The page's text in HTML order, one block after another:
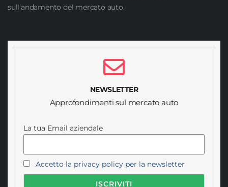
sull’andamento del mercato auto.
NEWSLETTER
Approfondimenti sul mercato auto
La tua Email aziendale
Accetto la privacy policy per la newsletter